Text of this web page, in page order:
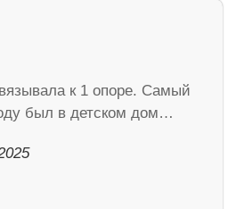
к 1 опоре. Самый
был в детском дом…